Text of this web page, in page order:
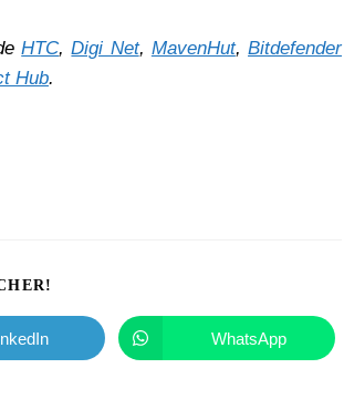
HTC, Digi Net, MavenHut, Bitdefender
Hub.
WhatsApp